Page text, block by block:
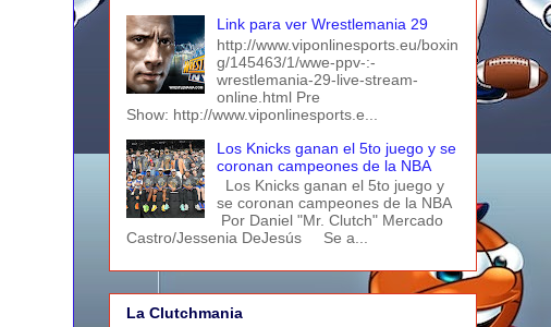
Link para ver Wrestlemania 29
http://www.viponlinesports.eu/boxin
g/145463/1/wwe-ppv-:-
wrestlemania-29-live-stream-
online.html Pre
Show: http://www.viponlinesports.e...
Los Knicks ganan el 5to juego y se
coronan campeones de la NBA
Los Knicks ganan el 5to juego y
se coronan campeones de la NBA
Por Daniel "Mr. Clutch" Mercado
Castro/Jessenia DeJesús Se a...
La Clutchmania